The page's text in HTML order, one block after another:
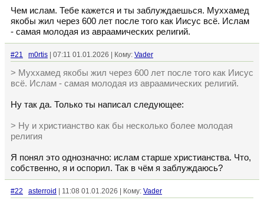
Чем ислам. Тебе кажется и ты заблуждаешься. Муххамед
якобы жил через 600 лет после того как Иисус всё. Ислам
- самая молодая из авраамических религий.
#21 m0rtis | 07:11 01.01.2026 | Кому: Vader
> Муххамед якобы жил через 600 лет после того как Иисус
всё. Ислам - самая молодая из авраамических религий.
Ну так да. Только ты написал следующее:
> Ну и христианство как бы несколько более молодая
религия
Я понял это однозначно: ислам старше христианства. Что,
собственно, я и оспорил. Так в чём я заблуждаюсь?
#22 asterroid | 11:08 01.01.2026 | Кому: Vader